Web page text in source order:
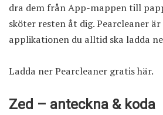
dra dem från App-mappen till
sköter resten åt dig. Pearcleaner
applikationen du alltid ska ladda
Ladda ner Pearcleaner gratis här.
Zed – anteckna & koda